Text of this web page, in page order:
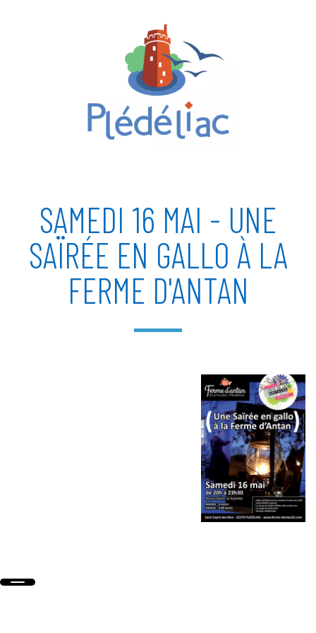
SAMEDI 16 MAI - UNE
SAÏRÉE EN GALLO À LA
FERME D'ANTAN